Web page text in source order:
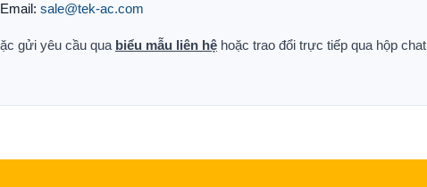
sale@tek-ac.com
gửi yêu cầu qua biểu mẫu liên hệ hoặc trao đổi trực tiếp qua hộp